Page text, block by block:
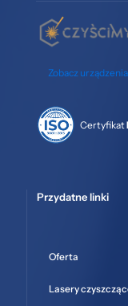
Zobacz
Certyfikat
Przydatne linki
Oferta
Lasery